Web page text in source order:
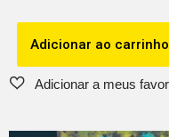
Adicionar ao carrinho